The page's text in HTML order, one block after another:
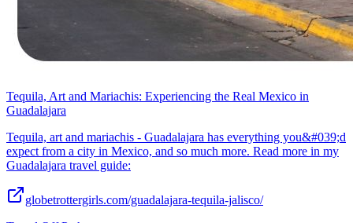
Tequila, Art and Mariachis: Experiencing the Real Mexico in
Guadalajara
Tequila, art and mariachis - Guadalajara has everything you&#039;d
expect from a city in Mexico, and so much more. Read more in my
Guadalajara travel guide:
globetrottergirls.com/guadalajara-tequila-jalisco/